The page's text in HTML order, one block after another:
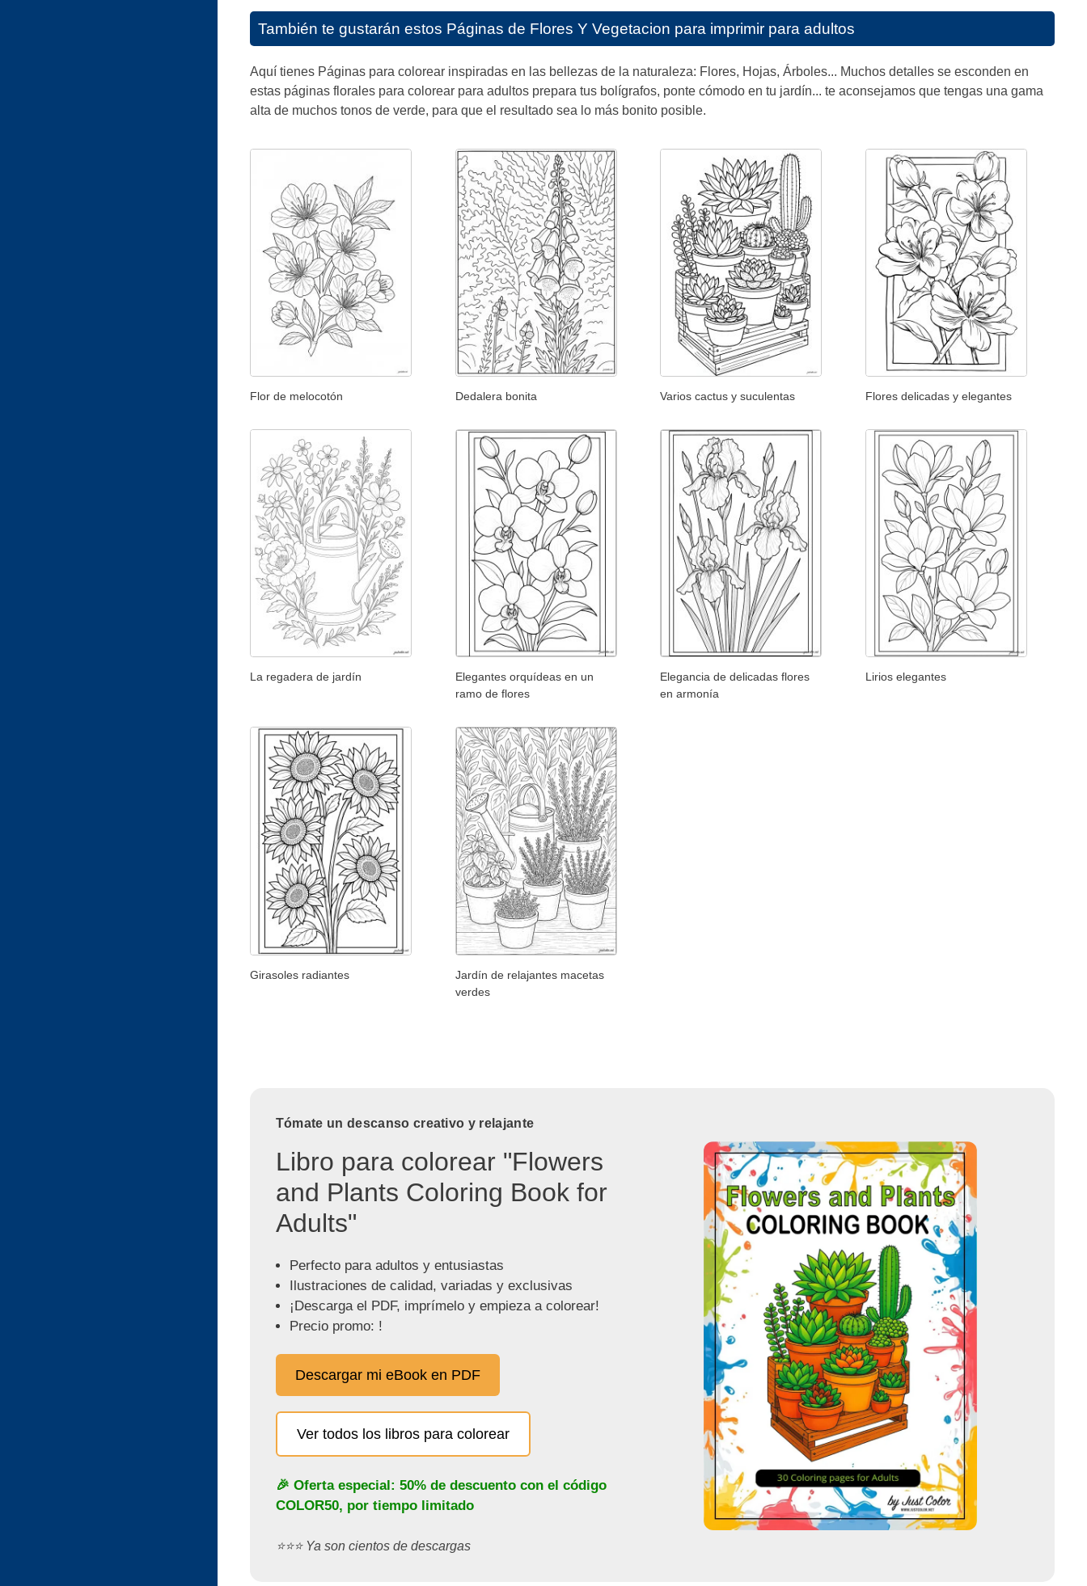
También te gustarán estos Páginas de Flores Y Vegetacion para imprimir para adultos
Aquí tienes Páginas para colorear inspiradas en las bellezas de la naturaleza: Flores, Hojas, Árboles... Muchos detalles se esconden en
estas páginas florales para colorear para adultos prepara tus bolígrafos, ponte cómodo en tu jardín... te aconsejamos que tengas una gama
alta de muchos tonos de verde, para que el resultado sea lo más bonito posible.
Flor de melocotón Dedalera bonita Varios cactus y suculentas Flores delicadas y elegantes
La regadera de jardín
Elegantes orquídeas en un
ramo de flores
Elegancia de delicadas flores
en armonía
Lirios elegantes
Girasoles radiantes
Jardín de relajantes macetas
verdes
Tómate un descanso creativo y relajante
Libro para colorear "Flowers
and Plants Coloring Book for
Adults"
Perfecto para adultos y entusiastas
Ilustraciones de calidad, variadas y exclusivas
¡Descarga el PDF, imprímelo y empieza a colorear!
Precio promo: !
Descargar mi eBook en PDF
Ver todos los libros para colorear
🎉 Oferta especial: 50% de descuento con el código
COLOR50, por tiempo limitado
⭐️⭐️⭐️ Ya son cientos de descargas